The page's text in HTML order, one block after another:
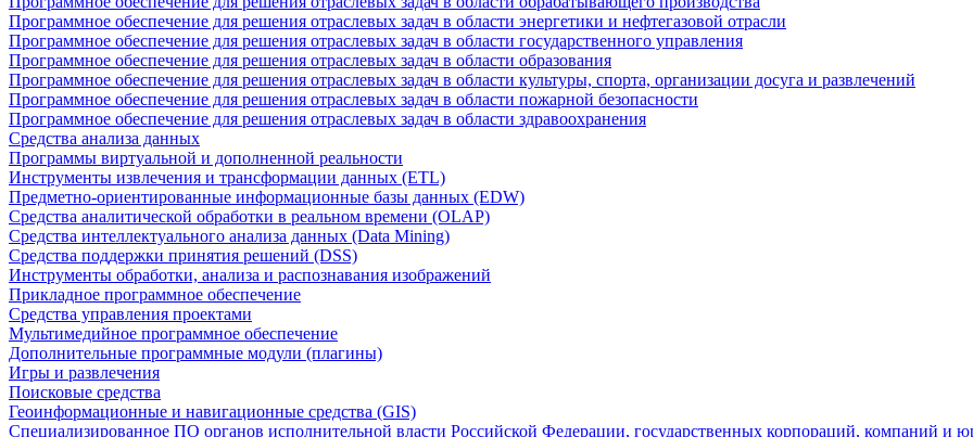
Программное обеспечение для решения отраслевых задач в области энергетики и нефтегазовой отрасли
Программное обеспечение для решения отраслевых задач в области государственного управления
Программное обеспечение для решения отраслевых задач в области образования
Программное обеспечение для решения отраслевых задач в области культуры, спорта, организации досуга и развлечений
Программное обеспечение для решения отраслевых задач в области пожарной безопасности
Программное обеспечение для решения отраслевых задач в области здравоохранения
Средства анализа данных
Программы виртуальной и дополненной реальности
Инструменты извлечения и трансформации данных (ETL)
Предметно-ориентированные информационные базы данных (EDW)
Средства аналитической обработки в реальном времени (OLAP)
Средства интеллектуального анализа данных (Data Mining)
Средства поддержки принятия решений (DSS)
Инструменты обработки, анализа и распознавания изображений
Прикладное программное обеспечение
Средства управления проектами
Мультимедийное программное обеспечение
Дополнительные программные модули (плагины)
Игры и развлечения
Поисковые средства
Геоинформационные и навигационные средства (GIS)
Специализированное ПО органов исполнительной власти Российской Федерации, государственных корпораций, компаний и